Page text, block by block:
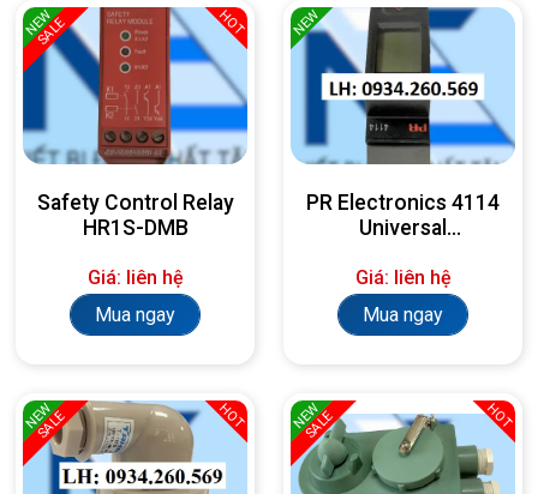
NEW HOT
SALE
Safety Control Relay
HR1S-DMB
Giá: liên hệ
Mua ngay
NEW
PR Electronics 4114
Universal
Giá: liên hệ
Mua ngay
NEW HOT
SALE NEW HOT
SALE